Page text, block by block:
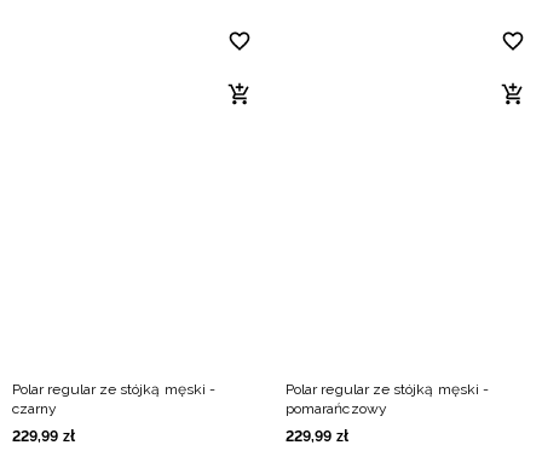
Polar regular ze stójką męski -
czarny
229,99 zł
Polar regular ze stójką męski -
pomarańczowy
229,99 zł